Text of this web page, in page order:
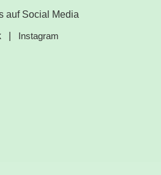
auf Social Media
| Instagram